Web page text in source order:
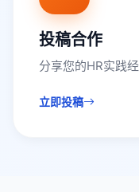
投稿合作
分享您的HR实践
立即投稿